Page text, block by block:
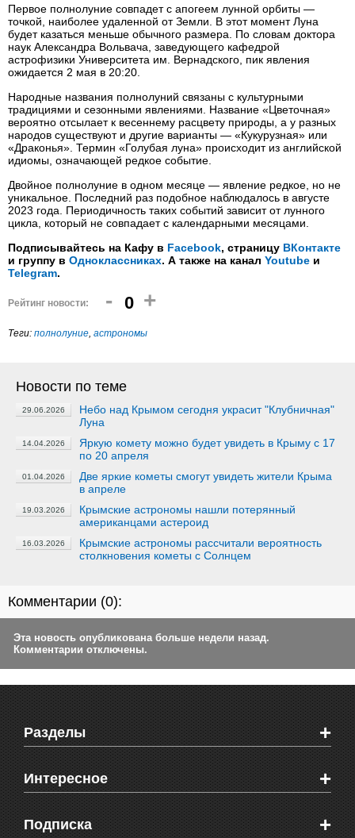
Первое полнолуние совпадет с апогеем лунной орбиты —
точкой, наиболее удаленной от Земли. В этот момент Луна
будет казаться меньше обычного размера. По словам доктора
наук Александра Вольвача, заведующего кафедрой
астрофизики Университета им. Вернадского, пик явления
ожидается 2 мая в 20:20.
Народные названия полнолуний связаны с культурными
традициями и сезонными явлениями. Название «Цветочная»
вероятно отсылает к весеннему расцвету природы, а у разных
народов существуют и другие варианты — «Кукурузная» или
«Драконья». Термин «Голубая луна» происходит из английской
идиомы, означающей редкое событие.
Двойное полнолуние в одном месяце — явление редкое, но не
уникальное. Последний раз подобное наблюдалось в августе
2023 года. Периодичность таких событий зависит от лунного
цикла, который не совпадает с календарными месяцами.
Подписывайтесь на Кафу в Facebook, страницу ВКонтакте
и группу в Одноклассниках. А также на канал Youtube и
Telegram.
Рейтинг новости: - 0 +
Теги: полнолуние, астрономы
Новости по теме
29.06.2026
Небо над Крымом сегодня украсит "Клубничная"
Луна
14.04.2026
Яркую комету можно будет увидеть в Крыму с 17
по 20 апреля
01.04.2026
Две яркие кометы смогут увидеть жители Крыма
в апреле
19.03.2026
Крымские астрономы нашли потерянный
американцами астероид
16.03.2026
Крымские астрономы рассчитали вероятность
столкновения кометы с Солнцем
Комментарии (0):
Эта новость опубликована больше недели назад.
Комментарии отключены.
Разделы +
Новости Феодосии
Новости Крыма
Мировые новости
Объявления
Интересное +
Видео о Феодосии
Веб-камеры Феодосии
Подписка +